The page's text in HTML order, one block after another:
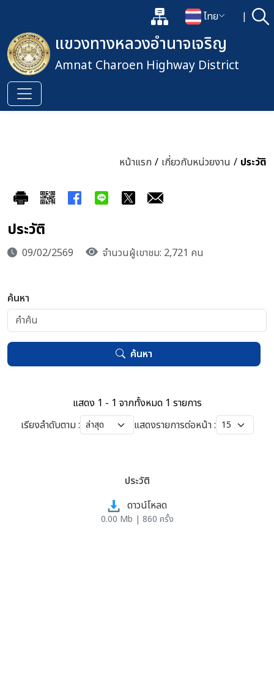
แผนผังเว็บไซต์
เปลี่ยนภาษา
ไทย | ค้
เปิดกล่องค้นหาข้อมูลหลักของเ
แขวงทางหลวงอำนาจเจริญ
Amnat Charoen Highway District
หน้าแรก / เกี่ยวกับหน่วยงาน / ประวัติ
ประวัติ
09/02/2569 จำนวนผู้เขาชม: 2,721 คน
ค้นหา
ค้นหา
แสดง 1 - 1 จากทั้งหมด 1 รายการ
เรียงลำดับตาม :
แสดงรายการต่อหน้า :
ประวัติ
ดาวน์โหลด
0.00 Mb | 860 ครั้ง